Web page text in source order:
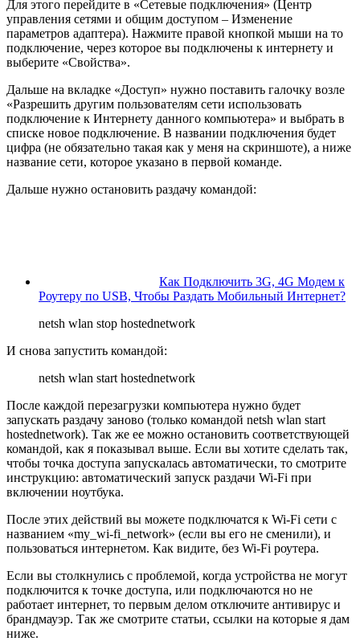
Для этого перейдите в «Сетевые подключения» (Центр
управления сетями и общим доступом – Изменение
параметров адаптера). Нажмите правой кнопкой мыши на то
подключение, через которое вы подключены к интернету и
выберите «Свойства».
Дальше на вкладке «Доступ» нужно поставить галочку возле
«Разрешить другим пользователям сети использовать
подключение к Интернету данного компьютера» и выбрать в
списке новое подключение. В названии подключения будет
цифра (не обязательно такая как у меня на скриншоте), а ниже
название сети, которое указано в первой команде.
Дальше нужно остановить раздачу командой:
Как Подключить 3G, 4G Модем к
Роутеру по USB, Чтобы Раздать Мобильный Интернет?
netsh wlan stop hostednetwork
И снова запустить командой:
netsh wlan start hostednetwork
После каждой перезагрузки компьютера нужно будет
запускать раздачу заново (только командой netsh wlan start
hostednetwork). Так же ее можно остановить соответствующей
командой, как я показывал выше. Если вы хотите сделать так,
чтобы точка доступа запускалась автоматически, то смотрите
инструкцию: автоматический запуск раздачи Wi-Fi при
включении ноутбука.
После этих действий вы можете подключатся к Wi-Fi сети с
названием «my_wi-fi_network» (если вы его не сменили), и
пользоваться интернетом. Как видите, без Wi-Fi роутера.
Если вы столкнулись с проблемой, когда устройства не могут
подключится к точке доступа, или подключаются но не
работает интернет, то первым делом отключите антивирус и
брандмауэр. Так же смотрите статьи, ссылки на которые я дам
ниже.